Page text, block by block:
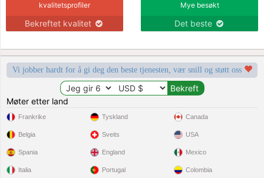
kvalitetsprofiler
Bekreftet kvalitet
Mye besøkt
Det beste
Vi jobber hardt for å gi deg den beste tjenesten, vær snill og støtt oss
Møter etter land
Frankrike
Belgia
Spania
Italia
Tyskland
Sveits
England
Portugal
Canada
USA
Mexico
Colombia